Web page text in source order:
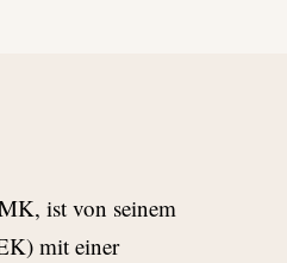
ist von seinem
mit einer